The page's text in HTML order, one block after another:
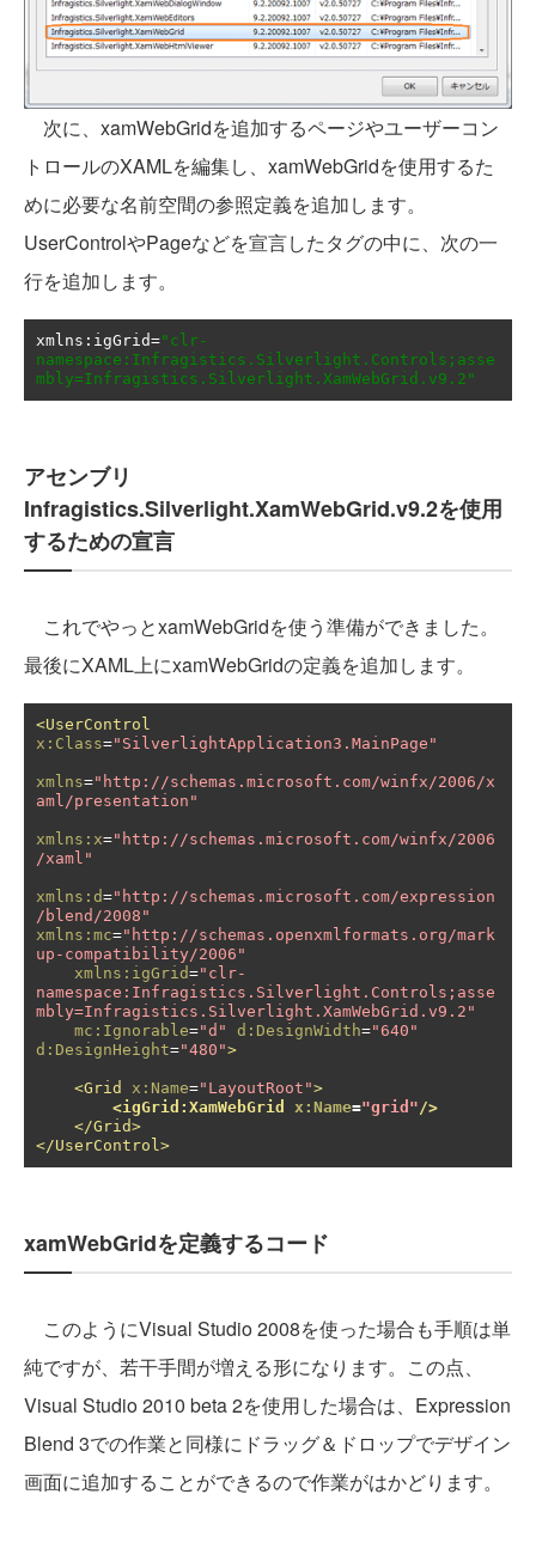
次に、xamWebGridを追加するページやユーザーコン
トロールのXAMLを編集し、xamWebGridを使用するた
めに必要な名前空間の参照定義を追加します。
UserControlやPageなどを宣言したタグの中に、次の一
行を追加します。
xmlns : igGrid="clr-
namespace:Infragistics.Silverlight.Controls;asse
mbly=Infragistics.Silverlight.XamWebGrid.v9.2"
アセンブリ
Infragistics.Silverlight.XamWebGrid.v9.2を使用
するための宣言
これでやっとxamWebGridを使う準備ができました。
最後にXAML上にxamWebGridの定義を追加します。
<UserControl
x:Class="SilverlightApplication3.MainPage"
xmlns="http://schemas.microsoft.com/winfx/2006/x
aml/presentation"
xmlns:x="http://schemas.microsoft.com/winfx/2006
/xaml"
xmlns:d="http://schemas.microsoft.com/expression
/blend/2008"
xmlns:mc="http://schemas.openxmlformats.org/mark
up-compatibility/2006"
xmlns:igGrid="clr-
namespace:Infragistics.Silverlight.Controls;asse
mbly=Infragistics.Silverlight.XamWebGrid.v9.2"
mc:Ignorable="d" d:DesignWidth="640"
d:DesignHeight="480">
<Grid x:Name="LayoutRoot">
<igGrid:XamWebGrid
x:Name="grid" />
</Grid>
</UserControl>
xamWebGridを定義するコード
このようにVisual Studio 2008を使った場合も手順は単
純ですが、若干手間が増える形になります。この点、
Visual Studio 2010 beta 2を使用した場合は、Expression
Blend 3での作業と同様にドラッグ＆ドロップでデザイン
画面に追加することができるので作業がはかどります。